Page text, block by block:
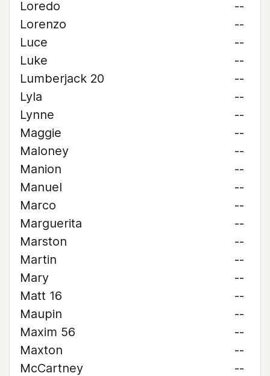
Loredo
--
Lorenzo
--
Luce
--
Luke
--
Lumberjack 20
--
Lyla
--
Lynne
--
Maggie
--
Maloney
--
Manion
--
Manuel
--
Marco
--
Marguerita
--
Marston
--
Martin
--
Mary
--
Matt 16
--
Maupin
--
Maxim 56
--
Maxton
--
McCartney
--